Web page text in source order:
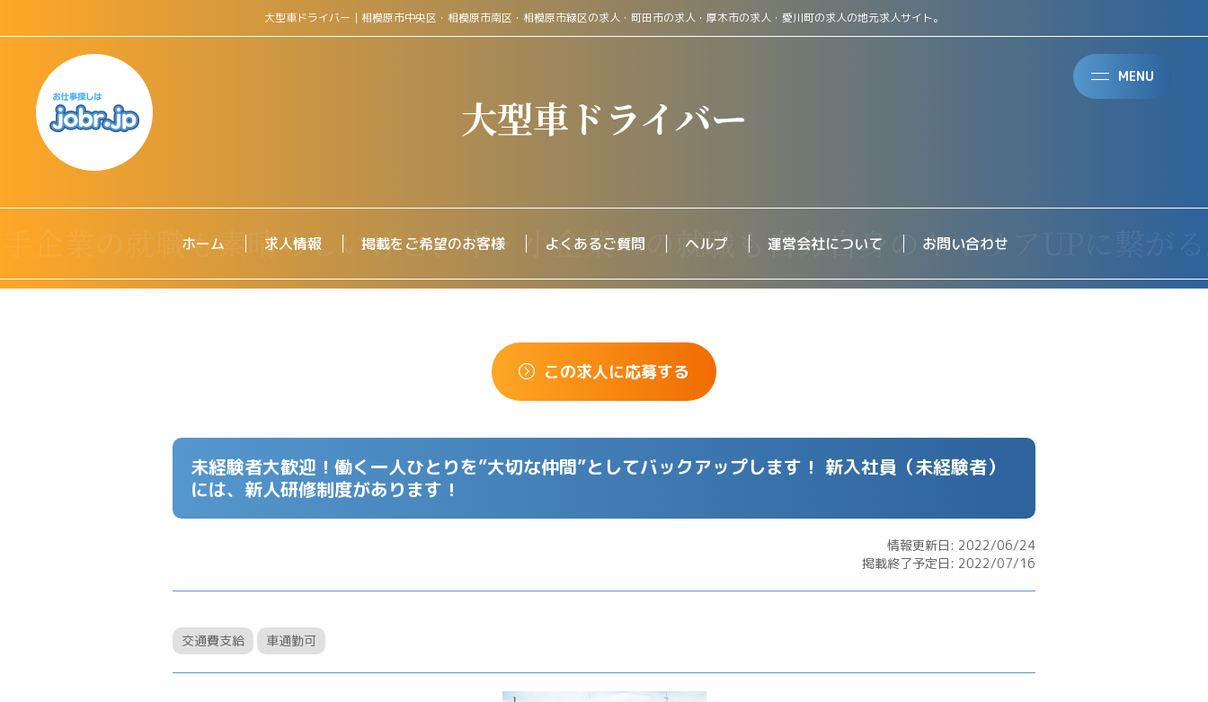
MENU
大型車ドライバー｜相模原市中央区・相模原市南区・相模原市緑区の求人・町田市の求人・厚木市の求人・愛川町の求人の地元求人サイト。
大型車ドライバー
ホーム 求人情報 掲載をご希望のお客様 よくあるご質問 ヘルプ 運営会社について お問い合わせ
この求人に応募する
未経験者大歓迎！働く一人ひとりを”大切な仲間”としてバックアップします！ 新入社員（未経験者）
には、新人研修制度があります！
情報更新日: 2022/06/24
掲載終了予定日: 2022/07/16
交通費支給 車通勤可